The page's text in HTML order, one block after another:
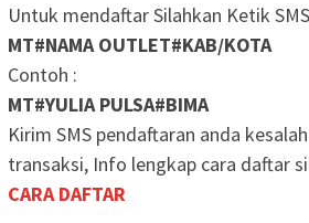
Untuk mendaftar Silahkan Ketik
MT#NAMA OUTLET#KAB/KOTA
Contoh :
MT#YULIA PULSA#BIMA
Kirim SMS pendaftaran anda
transaksi, Info lengkap cara daftar
CARA DAFTAR